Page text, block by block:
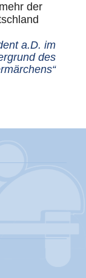
der
a.D. im
des